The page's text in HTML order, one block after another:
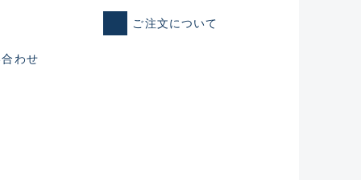
れた未使用
ご注文について
わせ